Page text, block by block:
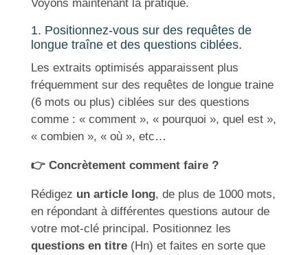
Voyons maintenant la pratique.
1. Positionnez-vous sur des requêtes de
longue traîne et des questions ciblées.
Les extraits optimisés apparaissent plus
fréquemment sur des requêtes de longue traine
(6 mots ou plus) ciblées sur des questions
comme : « comment », « pourquoi », quel est »,
« combien », « où », etc…
👉 Concrètement comment faire ?
Rédigez un article long, de plus de 1000 mots,
en répondant à différentes questions autour de
votre mot-clé principal. Positionnez les
questions en titre(Hn) et faites en sorte que